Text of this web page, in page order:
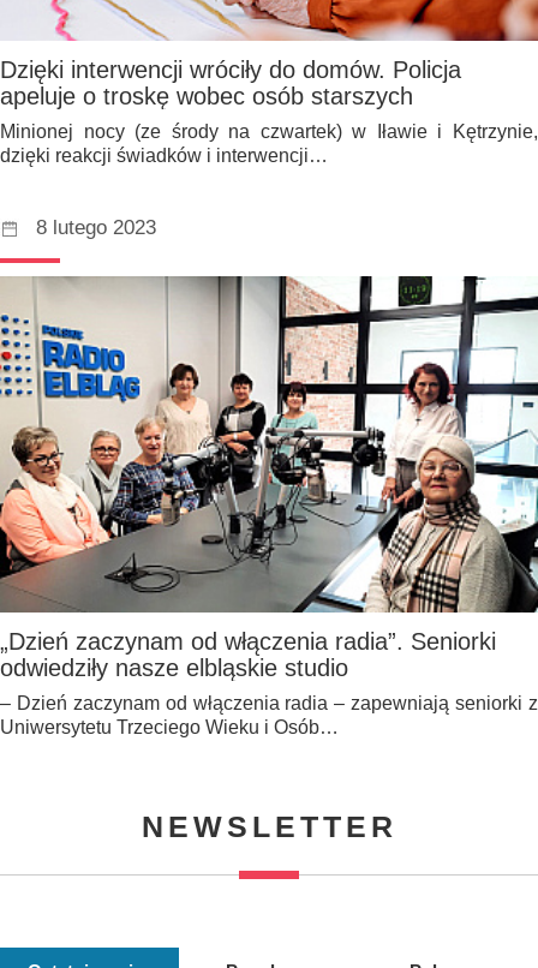
Dzięki interwencji wróciły do domów. Policja
apeluje o troskę wobec osób starszych
Minionej nocy (ze środy na czwartek) w Iławie i Kętrzynie,
dzięki reakcji świadków i interwencji…
8 lutego 2023
„Dzień zaczynam od włączenia radia”. Seniorki
odwiedziły nasze elbląskie studio
– Dzień zaczynam od włączenia radia – zapewniają seniorki z
Uniwersytetu Trzeciego Wieku i Osób…
NEWSLETTER